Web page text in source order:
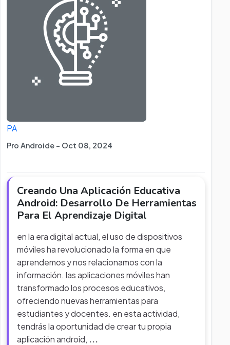
PA
Pro Androide - Oct 08, 2024
Creando Una Aplicación Educativa
Android: Desarrollo De Herramientas
Para El Aprendizaje Digital
en la era digital actual, el uso de dispositivos
móviles ha revolucionado la forma en que
aprendemos y nos relacionamos con la
información. las aplicaciones móviles han
transformado los procesos educativos,
ofreciendo nuevas herramientas para
estudiantes y docentes. en esta actividad,
tendrás la oportunidad de crear tu propia
aplicación android, ...